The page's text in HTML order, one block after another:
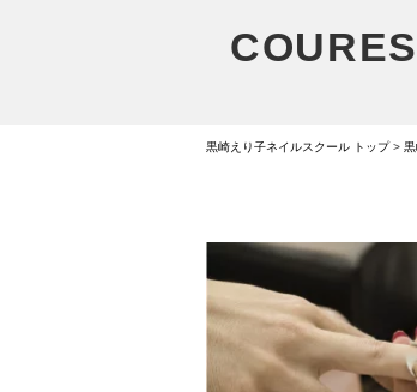
COURES
黒崎えり子ネイルスクール トップ>